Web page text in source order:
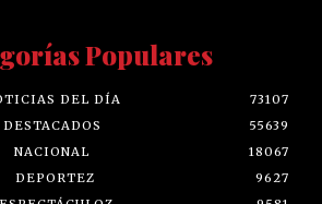
Populares
DEL DÍA
73107
DESTACADOS
55639
NACIONAL
18067
DEPORTEZ
9627